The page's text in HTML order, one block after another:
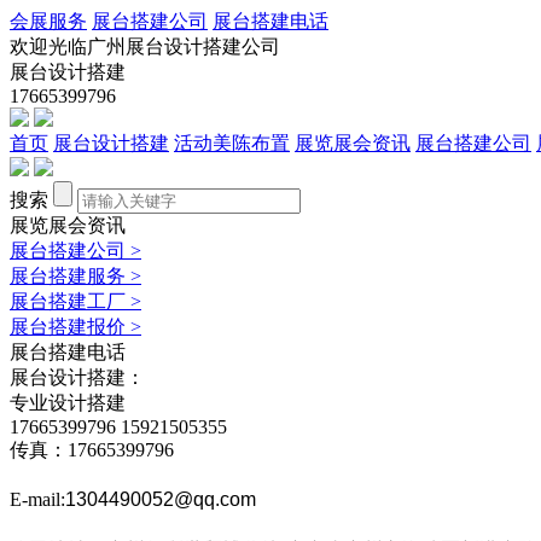
会展服务 展台搭建公司 展台搭建电话
欢迎光临广州展台设计搭建公司
展台设计搭建
17665399796
首页 展台设计搭建 活动美陈布置 展览展会资讯 展台搭建公司
搜索
展览展会资讯
展台搭建公司 >
展台搭建服务 >
展台搭建工厂 >
展台搭建报价 >
展台搭建电话
展台设计搭建：
专业设计搭建
17665399796 15921505355
传真：17665399796
E-mail:1304490052@qq.com